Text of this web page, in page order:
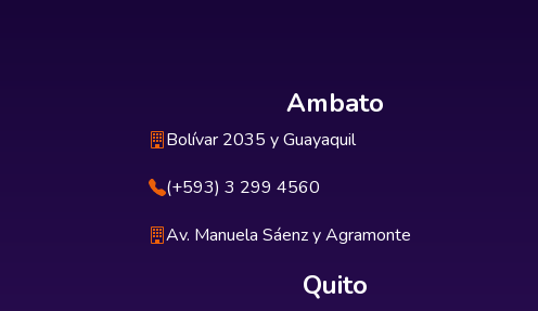
Ambato
Bolívar 2035 y Guayaquil
(+593) 3 299 4560
Av. Manuela Sáenz y Agramonte
Quito